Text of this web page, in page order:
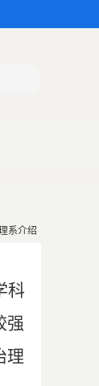
系介绍
科
强
理